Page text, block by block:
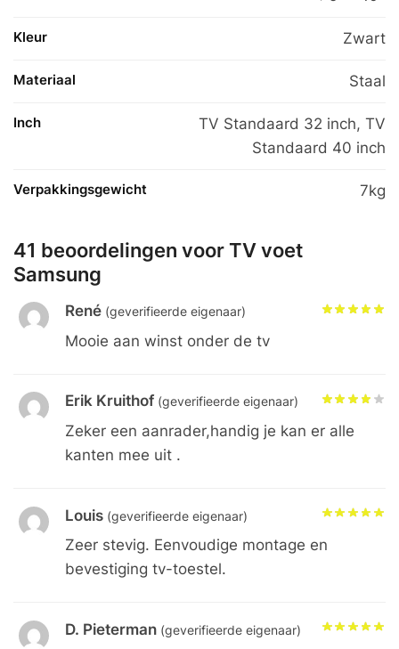
Kleur Zwart
Materiaal Staal
Inch TV Standaard 32 inch, TV
Standaard 40 inch
Verpakkingsgewicht 7kg
41 beoordelingen voorTV voet
Samsung
René (geverifieerde eigenaar)
Mooie aan winst onder de tv
Erik Kruithof (geverifieerde eigenaar)
Zeker een aanrader,handig je kan er alle
kanten mee uit .
Louis (geverifieerde eigenaar)
Zeer stevig. Eenvoudige montage en
bevestiging tv-toestel.
D. Pieterman (geverifieerde eigenaar)